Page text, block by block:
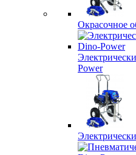
Окрасочное
Power